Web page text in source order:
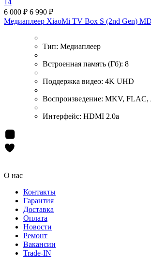
6 000 ₽ 6 990 ₽
Медиаплеер XiaoMi TV Box S (2nd Gen)
Тип: Медиаплеер
Встроенная память (Гб): 8
Поддержка видео: 4K UHD
Воспроизведение: MKV, FLAC,
Интерфейс: HDMI 2.0a
О нас
Контакты
Гарантия
Доставка
Оплата
Новости
Ремонт
Вакансии
Trade-IN